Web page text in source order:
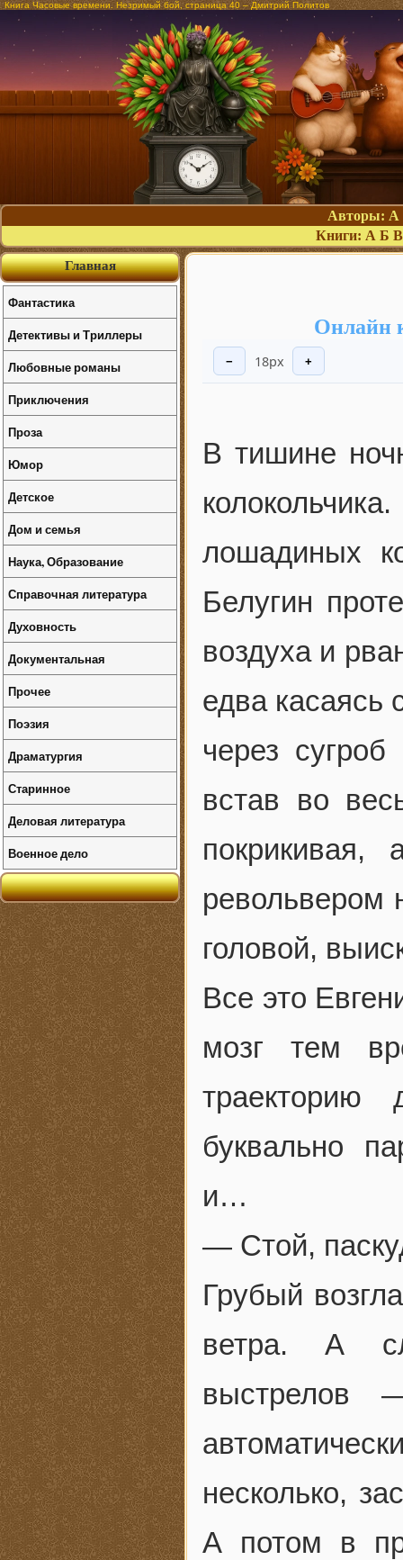
Книга Часовые времени. Незримый бой, страница 40 – Дмитрий Политов
Авторы: А
Книги: А Б В
Онлайн
− 18px +
В тишине
лошадиных
Белугин
воздуха и
едва касаясь
через
встав во
револьвером
головой,
Все это
мозг тем
траекторию
буквально
и…
— Стой,
Грубый
ветра. А
выстрелов
несколько,
А потом в
Главная
Фантастика
Детективы и Триллеры
Любовные романы
Приключения
Проза
Юмор
Детское
Дом и семья
Наука, Образование
Справочная литература
Духовность
Документальная
Прочее
Поэзия
Драматургия
Старинное
Деловая литература
Военное дело